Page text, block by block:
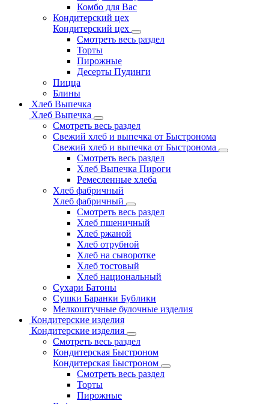
Комбо для Вас
Кондитерский цех
Кондитерский цех
Смотреть весь раздел
Торты
Пирожные
Десерты Пудинги
Пицца
Блины
Хлеб Выпечка
Хлеб Выпечка
Смотреть весь раздел
Свежий хлеб и выпечка от Быстронома
Свежий хлеб и выпечка от Быстронома
Смотреть весь раздел
Хлеб Выпечка Пироги
Ремесленные хлеба
Хлеб фабричный
Хлеб фабричный
Смотреть весь раздел
Хлеб пшеничный
Хлеб ржаной
Хлеб отрубной
Хлеб на сыворотке
Хлеб тостовый
Хлеб национальный
Сухари Батоны
Сушки Баранки Бублики
Мелкоштучные булочные изделия
Кондитерские изделия
Кондитерские изделия
Смотреть весь раздел
Кондитерская Быстроном
Кондитерская Быстроном
Смотреть весь раздел
Торты
Пирожные